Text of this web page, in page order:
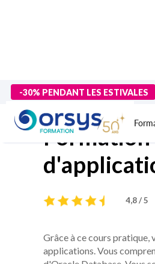
-30% PENDANT LES ESTIVALES
> Formations>Technologies
4,8 / 5
Grâce à ce cours pratique,
applications. Vous